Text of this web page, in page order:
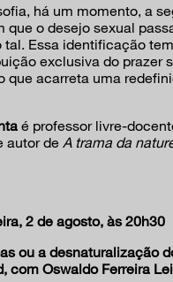
há um momento, a
que o desejo sexual
tal. Essa identificação
exclusiva do prazer
que acarreta uma
é professor livre-
autor de A trama da
2 de agosto, às 20h30
ou a desnaturalização
com Oswaldo Ferreira